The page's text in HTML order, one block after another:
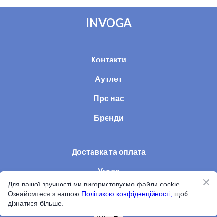
INVOGA
Контакти
Аутлет
Про нас
Бренди
Доставка та оплата
Угода
Статті
Для вашої зручності ми використовуємо файли cookie.
Ознайомтеся з нашою Політикою конфіденційності, щоб
дізнатися більше.